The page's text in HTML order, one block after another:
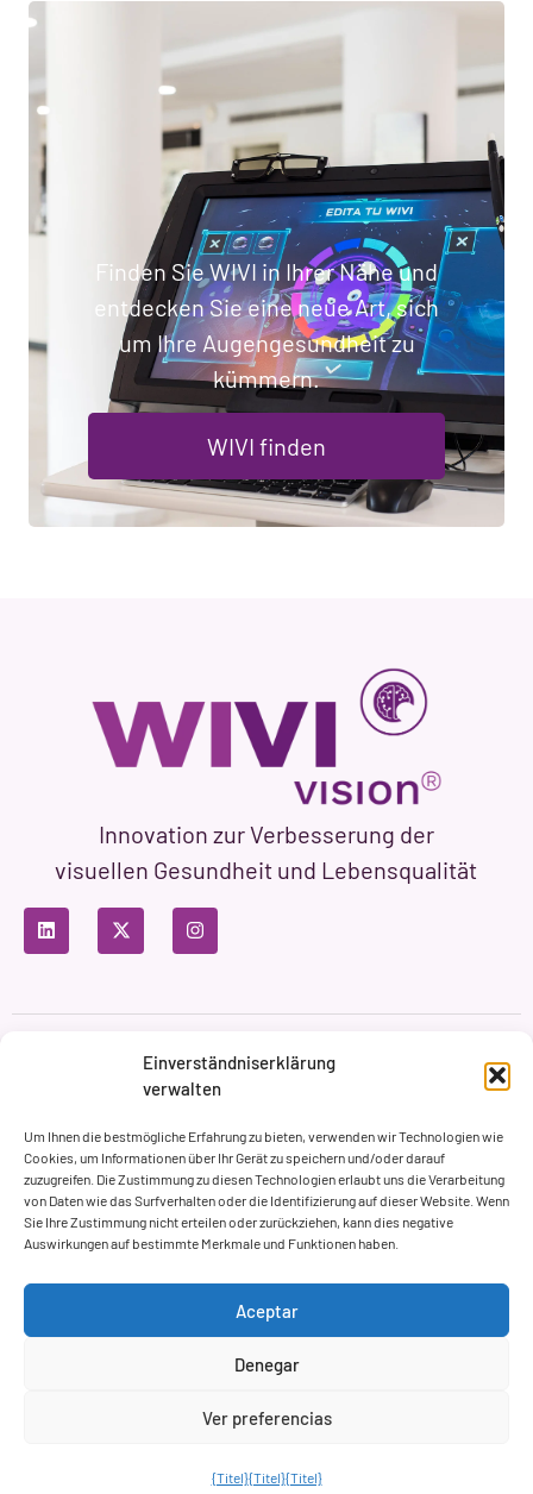
Einverständniserklärung
verwalten
Um Ihnen die bestmögliche Erfahrung zu bieten, verwenden wir Technologien wie
Cookies, um Informationen über Ihr Gerät zu speichern und/oder darauf
zuzugreifen. Die Zustimmung zu diesen Technologien erlaubt uns die Verarbeitung
von Daten wie das Surfverhalten oder die Identifizierung auf dieser Website. Wenn
Sie Ihre Zustimmung nicht erteilen oder zurückziehen, kann dies negative
Auswirkungen auf bestimmte Merkmale und Funktionen haben.
Aceptar
Denegar
Ver preferencias
{Titel}{Titel}{Titel}
Finden Sie WIVI in Ihrer Nähe und
entdecken Sie eine neue Art, sich
um Ihre Augengesundheit zu
kümmern.
WIVI finden
Innovation zur Verbesserung der
visuellen Gesundheit und Lebensqualität
Datenschutzbestimmungen
Nutzungsbedingungen
Cookie-Richtlinie